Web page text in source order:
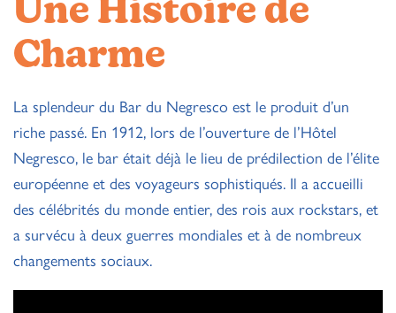
Une Histoire de
Charme
La splendeur du Bar du Negresco est le produit d’un
riche passé. En 1912, lors de l’ouverture de l’Hôtel
Negresco, le bar était déjà le lieu de prédilection de l’élite
européenne et des voyageurs sophistiqués. Il a accueilli
des célébrités du monde entier, des rois aux rockstars, et
a survécu à deux guerres mondiales et à de nombreux
changements sociaux.